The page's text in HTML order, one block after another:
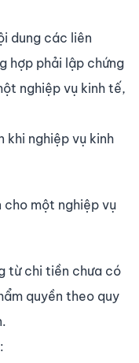
dung các liên
hợp phải lập chứng
nghiệp vụ kinh tế,
khi nghiệp vụ kinh
cho một nghiệp vụ
từ chi tiền chưa có
quyền theo quy